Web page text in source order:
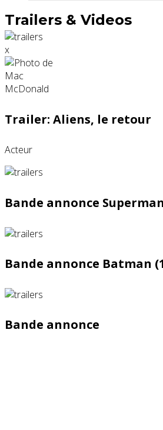
Trailers & Videos
x
Trailer: Aliens, le retour
Acteur
Bande annonce
Bande annonce Batman
Bande annonce